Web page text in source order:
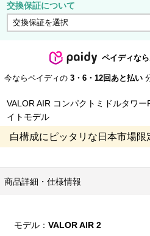
交換保証について
ペイディな
今ならペイディの 3・6・12回あと払い
VALOR AIR コンパクトミドルタワ
イトモデル
白構成にピッタリな日本市場
商品詳細・仕様情報
モデル：VALOR AIR 2